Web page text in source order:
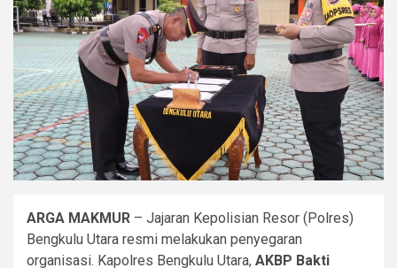
ARGA MAKMUR – Jajaran Kepolisian Resor (Polres)
Bengkulu Utara resmi melakukan penyegaran
organisasi. Kapolres Bengkulu Utara, AKBP Bakti